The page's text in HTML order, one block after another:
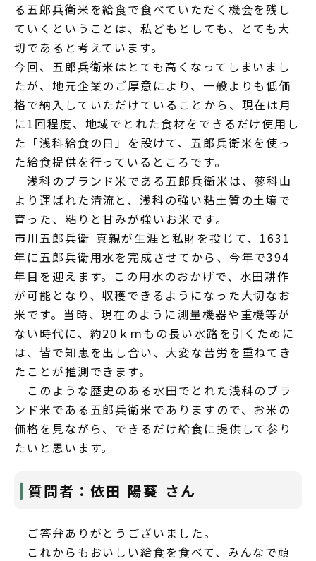
る五郎兵衛米を給食で食べていただく機会を残し
ていくということは、私どもとしても、とても大
切であると考えています。
今回、五郎兵衛米はとても高くなってしまいまし
たが、地元企業のご厚意により、一般よりも低価
格で納入していただけていることから、現在は月
に1回程度、地域でとれた食材をできるだけ使用し
た「浅科給食の日」を設けて、五郎兵衛米を使っ
た給食提供を行っているところです。
浅科のブランド米である五郎兵衛米は、蓼科山
より運ばれた清流と、浅科の強い粘土質の土壌で
育った、粘りと甘みが強いお米です。
市川五郎兵衛 真親が生涯と私財を投じて、1631
年に五郎兵衛用水を完成させてから、今年で394
年目を迎えます。この用水のおかげで、水田耕作
が可能となり、収穫できるようになった大切なお
米です。当時、現在のように測量機器や重機等が
ない時代に、約20ｋｍもの長い水路を引くために
は、皆で知恵を出し合い、大変な苦労を重ねてき
たことが推測できます。
このような歴史のある水田でとれた浅科のブラ
ンド米である五郎兵衛米でありますので、お米の
価格を見ながら、できるだけ給食に提供して参り
たいと思います。
質問者：依田 陽葵 さん
ご答弁ありがとうございました。
これからもおいしい給食を食べて、みんなで頑